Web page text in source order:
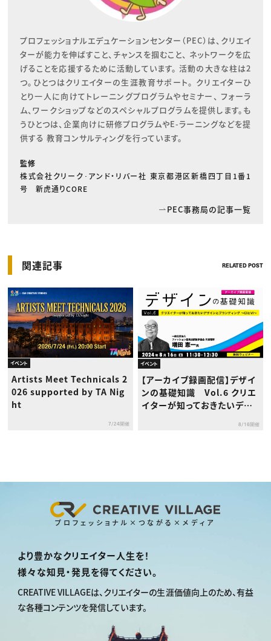
プロフェッショナルエデュケーションセンター（PEC）は、クリエイ
ターが能力を伸ばすこと、チャンスを掴むこと、 ネットワークを広
げることを応援するために活動しています。 活動の大きな柱は2
つ。ひとつはクリエイターの生涯教育サポート。 クリエイターひ
とり一人に向けてトレーニングプログラムやセミナー、 フォーラ
ム、ワークショップなどのスペシャルプログラムを提供します。も
うひとつは、企業向けに研修プログラムやE-ラーニングなどを提
供する 教育コンサルティングを行っています。
監修
株式会社クリーク･アンド・リバー社 東京都港区新橋四丁目1番1
号 新虎通りCORE
PEC事務局の記事一覧
関連記事 RELATED POST
イベント
Artists Meet Technicals 2
026 supported by TA Nig
ht
7/24開催
イベント
【アーカイブ録画配信】デザイ
ンの基礎知識 Vol.6 クリエ
イターが知っておきたいデザ
8/16開催
プロフェッショナル×つながる×メディア
より豊かなクリエイター人生を！
様々な知見・発見を得てください。
CREATIVE VILLAGEは、 クリエイターの生涯価値向上のため、有益
な各種コンテンツを発信しています。